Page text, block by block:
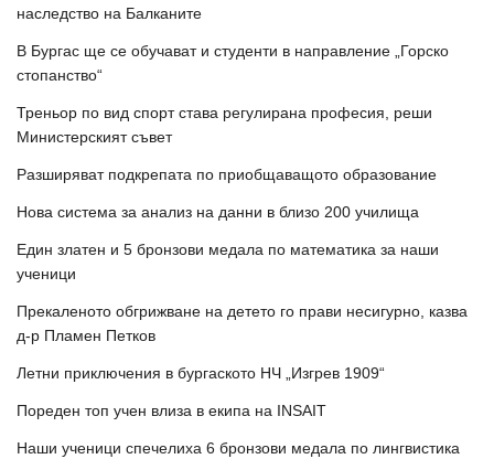
наследство на Балканите
В Бургас ще се обучават и студенти в направление „Горско
стопанство“
Треньор по вид спорт става регулирана професия, реши
Министерският съвет
Разширяват подкрепата по приобщаващото образование
Нова система за анализ на данни в близо 200 училища
Един златен и 5 бронзови медала по математика за наши
ученици
Прекаленото обгрижване на детето го прави несигурно, казва
д-р Пламен Петков
Летни приключения в бургаското НЧ „Изгрев 1909“
Пореден топ учен влиза в екипа на INSAIT
Наши ученици спечелиха 6 бронзови медала по лингвистика